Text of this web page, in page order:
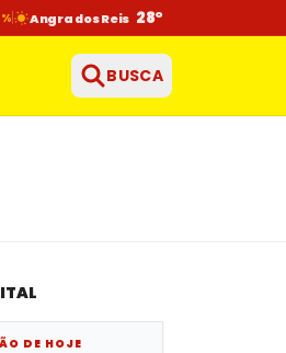
Angra dos Reis 28°
BUSCA
DE HOJE